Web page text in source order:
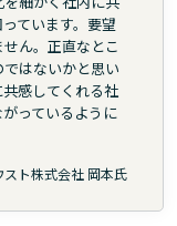
ています。要望
ん。正直なとこ
はないかと思い
感してくれる社
っているように
スト株式会社 岡本氏